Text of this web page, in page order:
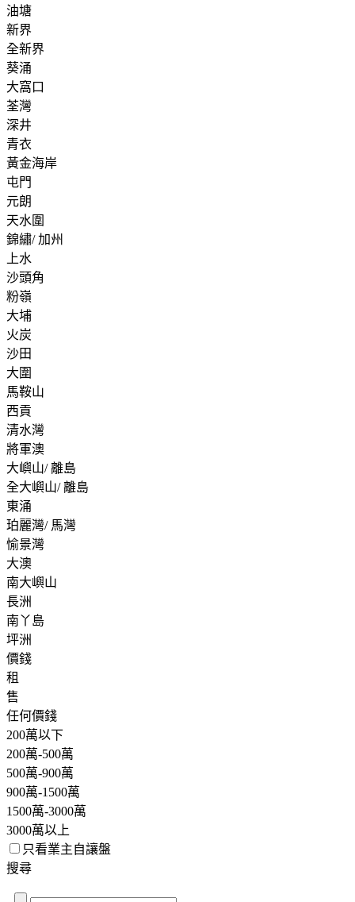
油塘
新界
全新界
葵涌
大窩口
荃灣
深井
青衣
黃金海岸
屯門
元朗
天水圍
錦繡/ 加州
上水
沙頭角
粉嶺
大埔
火炭
沙田
大圍
馬鞍山
西貢
清水灣
將軍澳
大嶼山/ 離島
全大嶼山/ 離島
東涌
珀麗灣/ 馬灣
愉景灣
大澳
南大嶼山
長洲
南丫島
坪洲
價錢
租
售
任何價錢
200萬以下
200萬-500萬
500萬-900萬
900萬-1500萬
1500萬-3000萬
3000萬以上
只看業主自讓盤
搜尋